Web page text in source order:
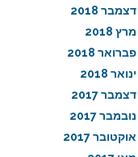
דצמבר 2018
מרץ 2018
פברואר 2018
ינואר 2018
דצמבר 2017
נובמבר 2017
אוקטובר 2017